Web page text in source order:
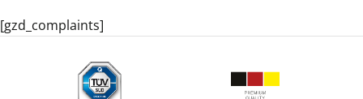
[gzd_complaints]